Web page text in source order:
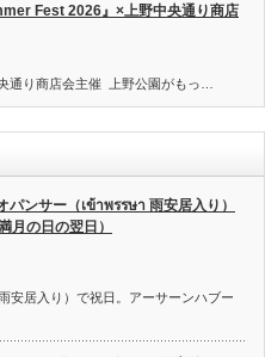
Fest 2026』×上野中央通り商店
通り商店会主催 上野公園がもっ…
パンサー（เข้าพรรษา 雨安居入り）
月の日の翌日）
居入り）で祝日。アーサーンハブー